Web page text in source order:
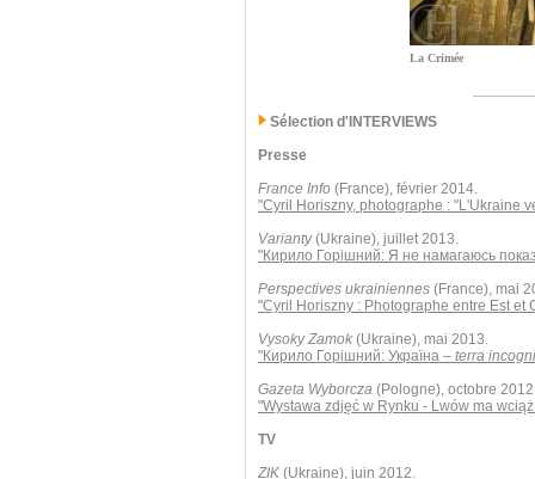
La Crimée
Sélection d'INTERVIEWS
Presse
France Info (France), février 2014.
"Cyril Horiszny, photographe : "L'Ukraine
Varianty(Ukraine), juillet 2013.
"Кирило Горішний: Я не намагаюсь
Perspectives ukrainiennes (France), mai
"Cyril Horiszny : Photographe entre Est et
Vysoky Zamok (Ukraine), mai 2013.
"Кирило Горішний: Україна – terra
Gazeta Wyborcza (Pologne), octobre
"Wystawa zdjęć w Rynku - Lwów ma
TV
ZIK (Ukraine), juin 2012.